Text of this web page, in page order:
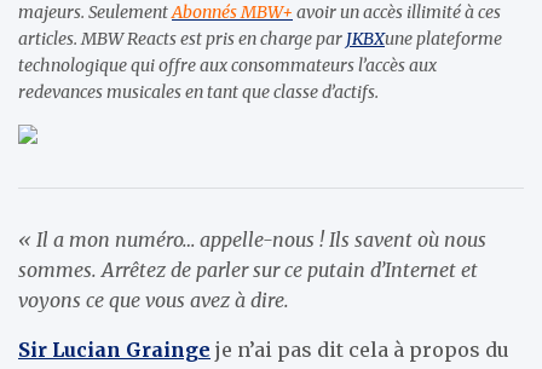
majeurs. SeulementAbonnés MBW+ avoir un accès illimité à ces
articles. MBW Reacts est pris en charge par JKBXune plateforme
technologique qui offre aux consommateurs l’accès aux
redevances musicales en tant que classe d’actifs.
« Il a mon numéro… appelle-nous ! Ils savent où nous
sommes. Arrêtez de parler sur ce putain d’Internet et
voyons ce que vous avez à dire.
Sir Lucian Grainge je n’ai pas dit cela à propos du